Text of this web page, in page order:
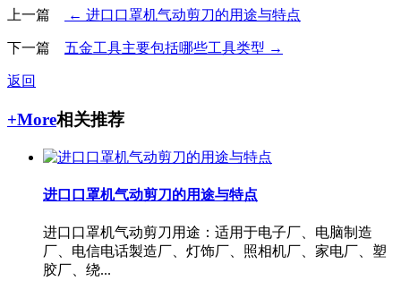
上一篇 ← 进口口罩机气动剪刀的用途与特点
下一篇 五金工具主要包括哪些工具类型 →
返回
+More相关推荐
进口口罩机气动剪刀的用途与特点
进口口罩机气动剪刀用途：适用于电子厂、电脑制造
厂、电信电话製造厂、灯饰厂、照相机厂、家电厂、塑
胶厂、绕...